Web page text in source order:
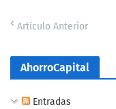
Artículo Anterior
AhorroCapital
Entradas